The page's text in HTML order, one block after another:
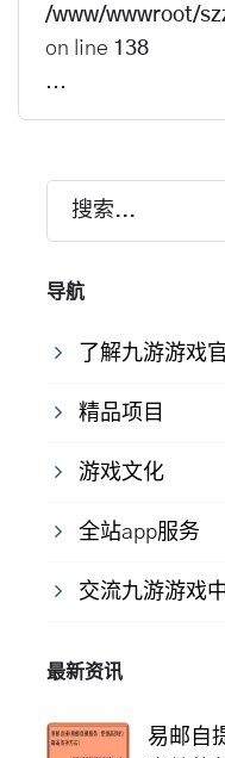
/www/wwwroot/
on line 138
...
搜索...
导航
了解九游游戏
精品项目
游戏文化
全站app服务
交流九游游戏
最新资讯
易邮自